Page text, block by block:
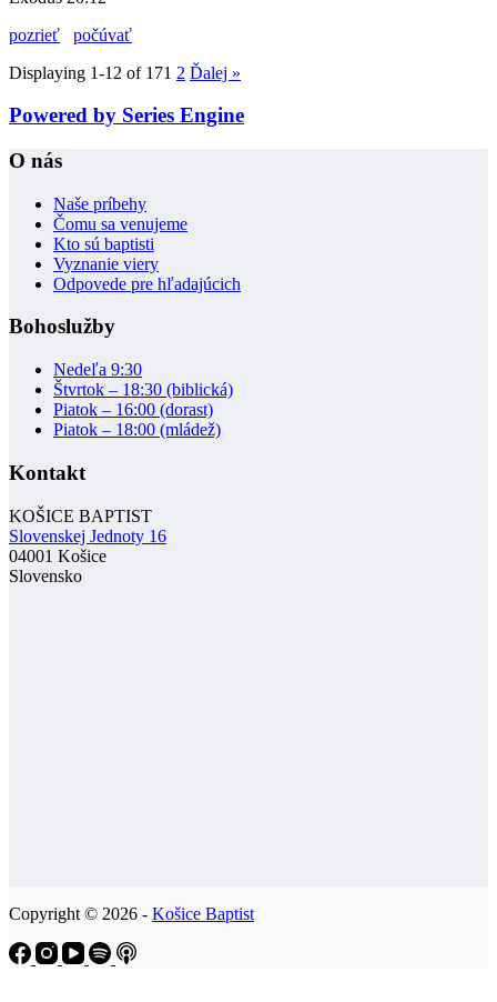
pozrieť
počúvať
Displaying 1-12 of 171 2 Ďalej »
Powered by Series Engine
O nás
Naše príbehy
Čomu sa venujeme
Kto sú baptisti
Vyznanie viery
Odpovede pre hľadajúcich
Bohoslužby
Nedeľa 9:30
Štvrtok – 18:30 (biblická)
Piatok – 16:00 (dorast)
Piatok – 18:00 (mládež)
Kontakt
KOŠICE BAPTIST
Slovenskej Jednoty 16
04001 Košice
Slovensko
Copyright © 2026 - Košice Baptist